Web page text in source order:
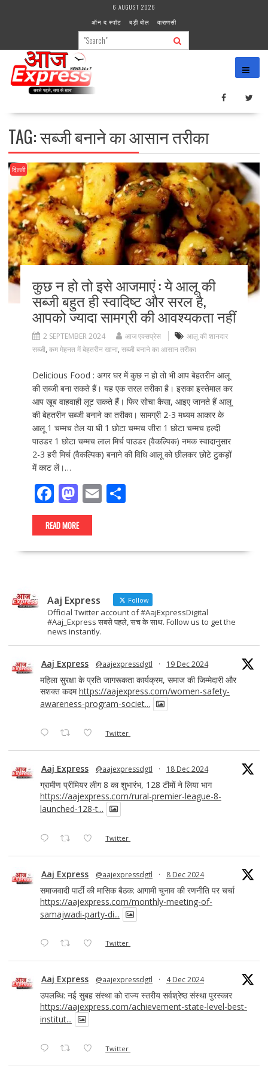
6 AUGUST 2026
ऑन द स्पॉट
बड़ी बोल वाराणसी
TAG:सब्जी बनाने का आसान तरीका
दिल्ली
कुछ न हो तो इसे आजमाएं : ये आलू की
सब्जी बहुत ही स्वादिष्ट और सरल है,
आपको ज्यादा सामग्री की आवश्यकता नहीं
2 SEPTEMBER 2024 आज एक्सप्रेस
आलू की शानदार
सब्जी, कम मेहनत में बेहतरीन खाना, सब्जी बनाने का आसान तरीका
Delicious Food : अगर घर में कुछ न हो तो भी आप बेहतरीन आलू
की सब्जी बना सकते हैं। यह एक सरल तरीका है। इसका इस्तेमाल कर
आप खूब वाहवाही लूट सकते हैं। फिर सोचा कैसा, आइए जानते हैं आलू
की बेहतरीन सब्जी बनाने का तरीका। सामग्री 2-3 मध्यम आकार के
आलू 1 चम्मच तेल या घी 1 छोटा चम्मच जीरा 1 छोटा चम्मच हल्दी
पाउडर 1 छोटा चम्मच लाल मिर्च पाउडर (वैकल्पिक) नमक स्वादानुसार
2-3 हरी मिर्च (वैकल्पिक) बनाने की विधि आलू को छीलकर छोटे टुकड़ों
में काट लें।…
F
ac
e
b
k
M
as
to
d
E
l
S
e
READ MORE
Aaj Express Follow
Official Twitter account of #AajExpressDigital
#Aaj_Express सबसे पहले, सच के साथ. Follow us to get the
news instantly.
Aaj Express @aajexpressdgtl · 19 Dec 2024
महिला सुरक्षा के प्रति जागरूकता कार्यक्रम, समाज की जिम्मेदारी और
सशक्त कदमhttps://aajexpress.com/women-safety-
awareness-program-societ...
Twitter
Aaj Express @aajexpressdgtl · 18 Dec 2024
ग्रामीण प्रीमियर लीग 8 का शुभारंभ, 128 टीमों ने लिया भाग
https://aajexpress.com/rural-premier-league-8-
launched-128-t...
Twitter
Aaj Express @aajexpressdgtl · 8 Dec 2024
समाजवादी पार्टी की मासिक बैठक: आगामी चुनाव की रणनीति पर चर्चा
https://aajexpress.com/monthly-meeting-of-
samajwadi-party-di...
Twitter
Aaj Express @aajexpressdgtl · 4 Dec 2024
उपलब्धि: नई सुबह संस्था को राज्य स्तरीय सर्वश्रेष्ठ संस्था पुरस्कार
https://aajexpress.com/achievement-state-level-best-
institut...
Twitter